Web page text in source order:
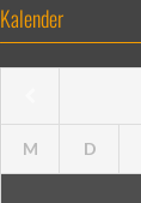
Kalender
M D